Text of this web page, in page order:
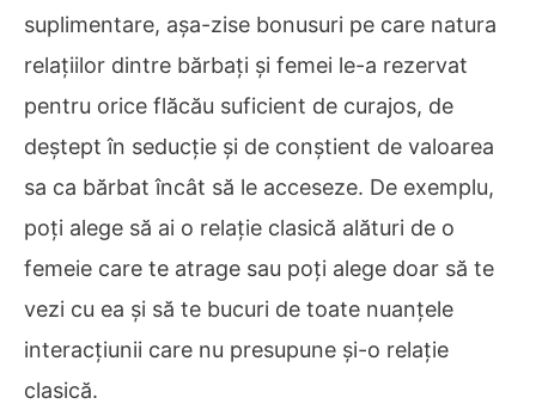
suplimentare, așa-zise bonusuri pe care natura
relațiilor dintre bărbați și femei le-a rezervat
pentru orice flăcău suficient de curajos, de
deștept în seducție și de conștient de valoarea
sa ca bărbat încât să le acceseze. De exemplu,
poți alege să ai o relație clasică alături de o
femeie care te atrage sau poți alege doar să te
vezi cu ea și să te bucuri de toate nuanțele
interacțiunii care nu presupune și-o relație
clasică.